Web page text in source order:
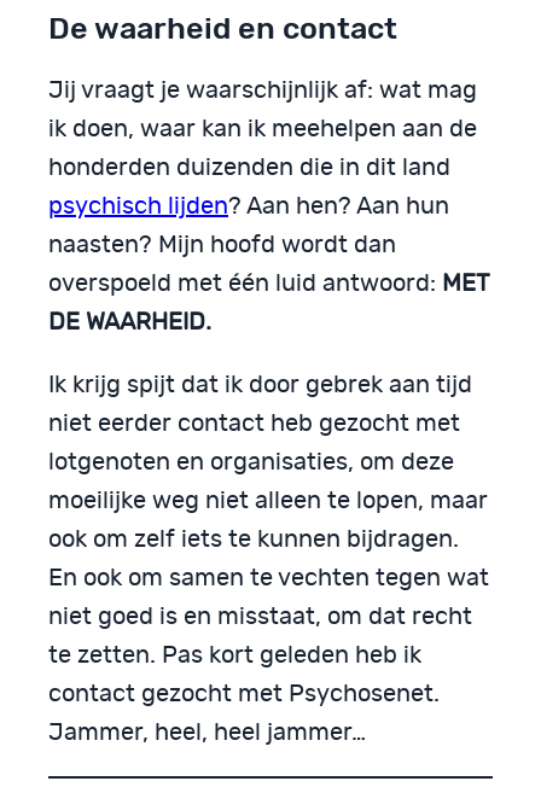
De waarheid en contact
Jij vraagt je waarschijnlijk af: wat mag
ik doen, waar kan ik meehelpen aan de
honderden duizenden die in dit land
psychisch lijden? Aan hen? Aan hun
naasten? Mijn hoofd wordt dan
overspoeld met één luid antwoord: MET
DE WAARHEID.
Ik krijg spijt dat ik door gebrek aan tijd
niet eerder contact heb gezocht met
lotgenoten en organisaties, om deze
moeilijke weg niet alleen te lopen, maar
ook om zelf iets te kunnen bijdragen.
En ook om samen te vechten tegen wat
niet goed is en misstaat, om dat recht
te zetten. Pas kort geleden heb ik
contact gezocht met Psychosenet.
Jammer, heel, heel jammer…